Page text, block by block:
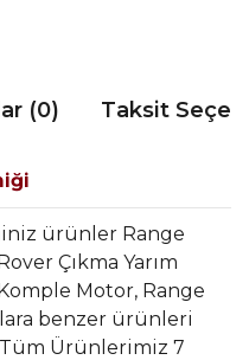
(0) Taksit
ürünler Range
Çıkma Yarım
Motor, Range
benzer ürünleri
Ürünlerimiz 7